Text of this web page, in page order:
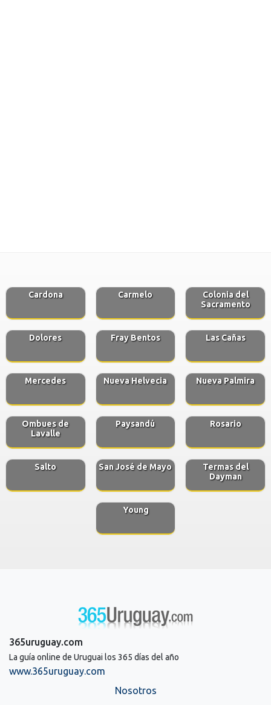
Cardona Carmelo
Colonia del
Sacramento
Dolores Fray Bentos Las Cañas
Mercedes Nueva Helvecia Nueva Palmira
Ombues de
Lavalle
Paysandú Rosario
Salto San José de Mayo
Termas del
Dayman
Young
365uruguay.com
La guía online de Uruguai los 365 días del año
www.365uruguay.com
Nosotros